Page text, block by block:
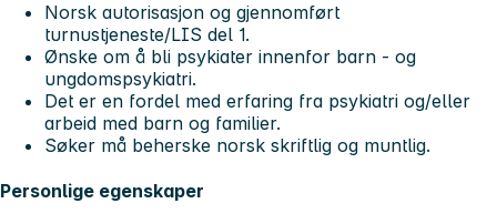
Norsk autorisasjon og gjennomført
turnustjeneste/LIS del 1.
Ønske om å bli psykiater innenfor barn - og
ungdomspsykiatri.
Det er en fordel med erfaring fra psykiatri og/eller
arbeid med barn og familier.
Søker må beherske norsk skriftlig og muntlig.
Personlige egenskaper